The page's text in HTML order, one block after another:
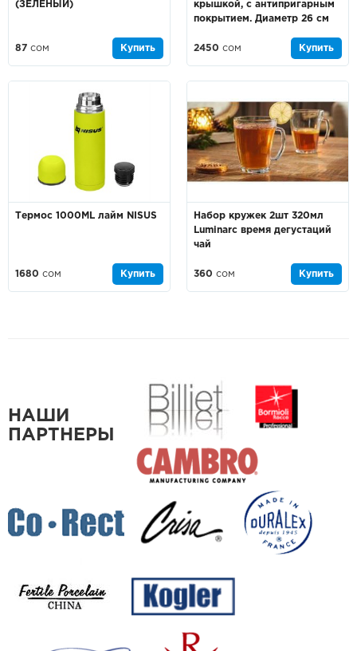
(ЗЕЛЕНЫЙ)
87 сом Купить
крышкой, с антипригарным
покрытием. Диаметр 26 см
2450 сом Купить
Термоc 1000ML лайм NISUS
1680 сом Купить
Набор кружек 2шт 320мл
Luminarc время дегустаций
чай
360 сом Купить
НАШИ
ПАРТНЕРЫ